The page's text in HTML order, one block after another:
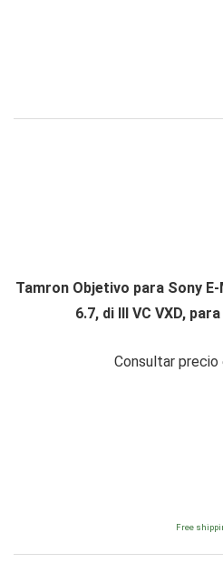
Tamron Objetivo para Sony
6.7, di III VC VXD,
Consultar precio
Free